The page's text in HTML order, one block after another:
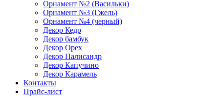
Орнамент №2 (Васильки)
Орнамент №3 (Гжель)
Орнамент №4 (черный)
Декор Кедр
Декор бамбук
Декор Орех
Декор Палисандр
Декор Капучино
Декор Карамель
Контакты
Прайс-лист